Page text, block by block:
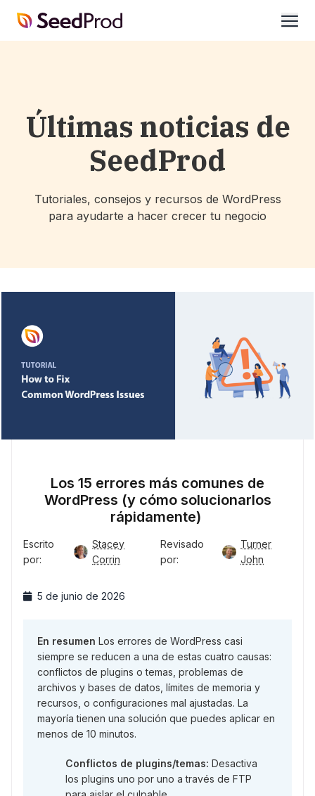
SeedProd
Últimas noticias de
SeedProd
Tutoriales, consejos y recursos de WordPress
para ayudarte a hacer crecer tu negocio
Los 15 errores más comunes de
WordPress (y cómo solucionarlos
rápidamente)
Escrito
por:
Stacey
Corrin
Revisado
por:
Turner
John
5 de junio de 2026
En resumen Los errores de WordPress casi
siempre se reducen a una de estas cuatro causas:
conflictos de plugins o temas, problemas de
archivos y bases de datos, límites de memoria y
recursos, o configuraciones mal ajustadas. La
mayoría tienen una solución que puedes aplicar en
menos de 10 minutos.
Conflictos de plugins/temas: Desactiva
los plugins uno por uno a través de FTP